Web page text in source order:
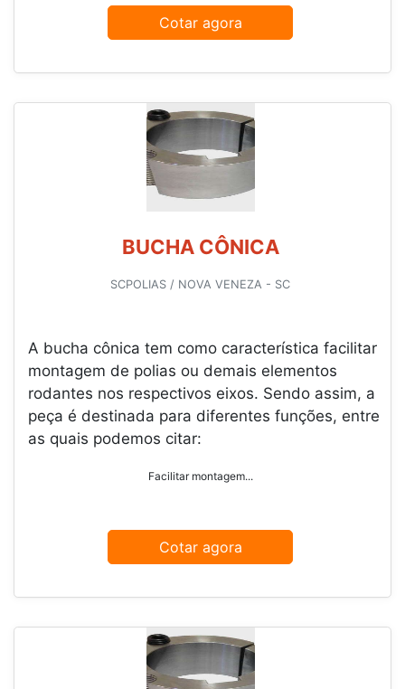
Cotar agora
BUCHA CÔNICA
SCPOLIAS / NOVA VENEZA - SC
A bucha cônica tem como característica facilitar
montagem de polias ou demais elementos
rodantes nos respectivos eixos. Sendo assim, a
peça é destinada para diferentes funções, entre
as quais podemos citar:
Facilitar montagem...
Cotar agora